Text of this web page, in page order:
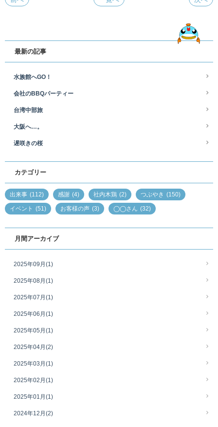
最新の記事
水族館へGO！
会社のBBQパーティー
台湾中部旅
大阪へ…。
遅咲きの桜
カテゴリー
出来事 (112) 感謝 (4) 社内木鶏 (2) つぶやき (150)
イベント (51) お客様の声 (3) ◯◯さん (32)
月間アーカイブ
2025年09月 (1)
2025年08月 (1)
2025年07月 (1)
2025年06月 (1)
2025年05月 (1)
2025年04月 (2)
2025年03月 (1)
2025年02月 (1)
2025年01月 (1)
2024年12月 (2)